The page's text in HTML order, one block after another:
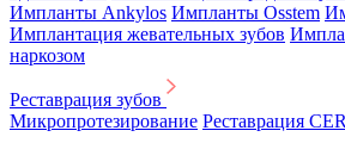
Импланты Ankylos Импланты Osstem
Имплантация жевательных зубов
наркозом
Реставрация зубов
Микропротезирование Реставрация